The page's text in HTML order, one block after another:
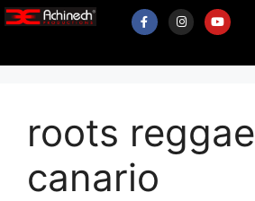
roots reggae
canario